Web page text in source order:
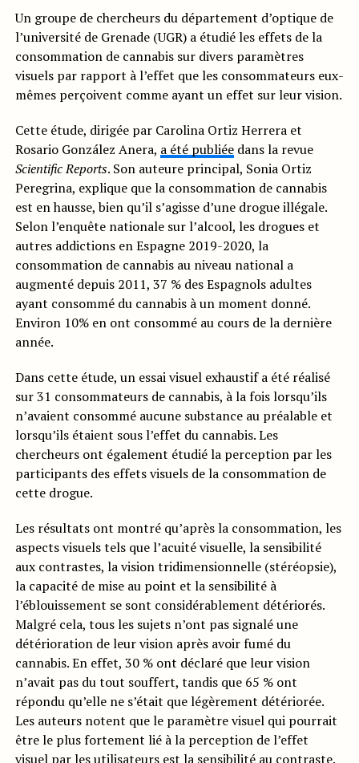
Un groupe de chercheurs du département d’optique de
l’université de Grenade (UGR) a étudié les effets de la
consommation de cannabis sur divers paramètres
visuels par rapport à l’effet que les consommateurs eux-
mêmes perçoivent comme ayant un effet sur leur vision.
Cette étude, dirigée par Carolina Ortiz Herrera et
Rosario González Anera, a été publiéedans la revue
Scientific Reports. Son auteure principal, Sonia Ortiz
Peregrina, explique que la consommation de cannabis
est en hausse, bien qu’il s’agisse d’une drogue illégale.
Selon l’enquête nationale sur l’alcool, les drogues et
autres addictions en Espagne 2019-2020, la
consommation de cannabis au niveau national a
augmenté depuis 2011, 37 % des Espagnols adultes
ayant consommé du cannabis à un moment donné.
Environ 10% en ont consommé au cours de la dernière
année.
Dans cette étude, un essai visuel exhaustif a été réalisé
sur 31 consommateurs de cannabis, à la fois lorsqu’ils
n’avaient consommé aucune substance au préalable et
lorsqu’ils étaient sous l’effet du cannabis. Les
chercheurs ont également étudié la perception par les
participants des effets visuels de la consommation de
cette drogue.
Les résultats ont montré qu’après la consommation, les
aspects visuels tels que l’acuité visuelle, la sensibilité
aux contrastes, la vision tridimensionnelle (stéréopsie),
la capacité de mise au point et la sensibilité à
l’éblouissement se sont considérablement détériorés.
Malgré cela, tous les sujets n’ont pas signalé une
détérioration de leur vision après avoir fumé du
cannabis. En effet, 30 % ont déclaré que leur vision
n’avait pas du tout souffert, tandis que 65 % ont
répondu qu’elle ne s’était que légèrement détériorée.
Les auteurs notent que le paramètre visuel qui pourrait
être le plus fortement lié à la perception de l’effet
visuel par les utilisateurs est la sensibilité au contraste.